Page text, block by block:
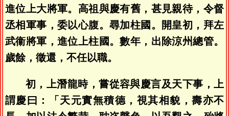
進位上大將軍。高祖與慶有舊，甚見親待，令督
丞相軍事，委以心腹。尋加柱國。開皇初，拜左
武衞將軍，進位上柱國。數年，出除涼州總管。
歲餘，徵還，不任以職。
初，上潛龍時，嘗從容與慶言及天下事，上
謂慶曰：「天元實無積德，視其相貌，壽亦不